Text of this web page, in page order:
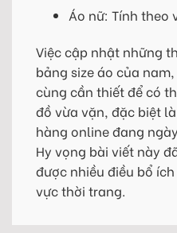
Áo nữ: Tính theo
Việc cập nhật những
bảng size áo của
cùng cần thiết để có
đồ vừa vặn, đặc biệt
hàng online đang
Hy vọng bài viết này
được nhiều điều bổ
vực thời trang.